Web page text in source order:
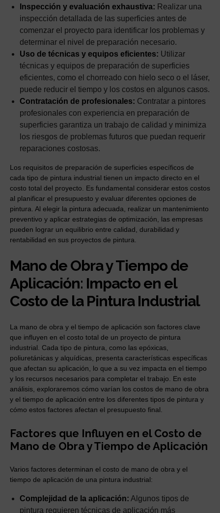
Inspección y evaluación exhaustiva: Realizar una
inspección detallada de las superficies antes de
comenzar el proyecto para identificar los problemas y
determinar el nivel de preparación necesario.
Uso de técnicas y equipos eficientes: Utilizar
técnicas y equipos de preparación de superficies
eficientes, como el chorreado con hielo seco o el láser,
puede reducir el tiempo y los costos en algunos casos.
Contratación de profesionales: Contratar a pintores
profesionales con experiencia en preparación de
superficies garantiza un trabajo de calidad y minimiza
los riesgos de problemas futuros que puedan requerir
reparaciones costosas.
Los requisitos de preparación de superficies específicos de
cada tipo de pintura industrial tienen un impacto directo en el
costo total del proyecto. Es fundamental considerar estos costos
al planificar el presupuesto y evaluar diferentes opciones de
pintura. Al elegir la pintura adecuada, realizar un mantenimiento
preventivo y aplicar estrategias de optimización, las empresas
pueden lograr un equilibrio entre calidad, durabilidad y
rentabilidad en sus proyectos de pintura.
Mano de Obra y Tiempo de
Aplicación: Impacto en el
Costo de la Pintura Industrial
La mano de obra y el tiempo de aplicación son factores clave
que influyen en el costo total de un proyecto de pintura
industrial. Cada tipo de pintura, como las epóxicas,
poliuretánicas y alquídicas, presenta características específicas
que afectan su aplicación, lo que a su vez impacta en el tiempo
y los recursos necesarios para completar el trabajo. En este
análisis, exploraremos cómo varían los costos de mano de obra
y el tiempo de aplicación entre los diferentes tipos de pintura y
cómo estos factores afectan el presupuesto final.
Factores que Influyen en el Costo de
Mano de Obra y Tiempo de Aplicación
Varios factores determinan el costo de mano de obra y el
tiempo de aplicación de una pintura industrial:
Complejidad de la aplicación: Algunos tipos de
pintura requieren técnicas de aplicación más